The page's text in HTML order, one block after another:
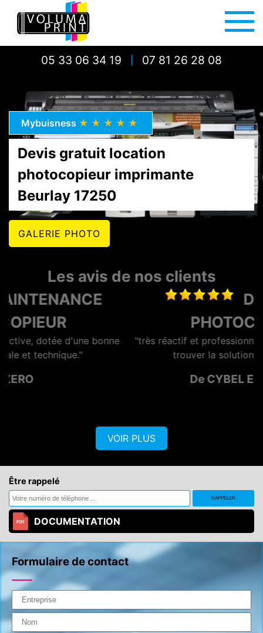
05 33 06 34 19 07 81 26 28 08
Mybuisness ★★★★★
Devis gratuit location
photocopieur imprimante
Beurlay 17250
GALERIE PHOTO
Les avis de nos clients
DEPANNAGE
PHOTOCOPIEUR
"très réactif et professionnel, Lionel se démène pour
trouver la solution à moindre cout."
De CYBEL EXTENSION
VOIR PLUS
Être rappelé
DOCUMENTATION
Formulaire de contact